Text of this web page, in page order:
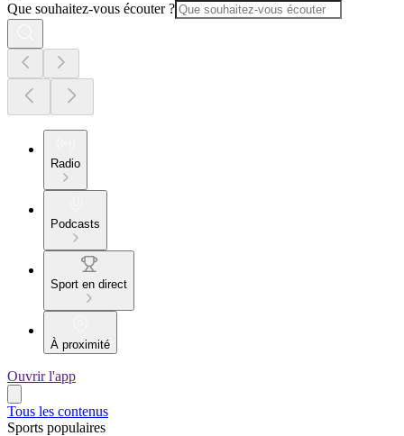
Que souhaitez-vous écouter ?
Radio
Podcasts
Sport en direct
À proximité
Ouvrir l'app
Tous les contenus
Sports populaires